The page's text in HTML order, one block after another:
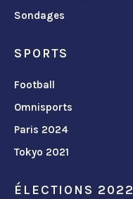
Sondages
SPORTS
Football
Omnisports
Paris 2024
Tokyo 2021
ÉLECTIONS 2022